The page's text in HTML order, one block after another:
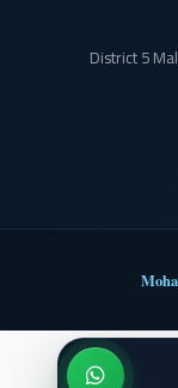
District 5